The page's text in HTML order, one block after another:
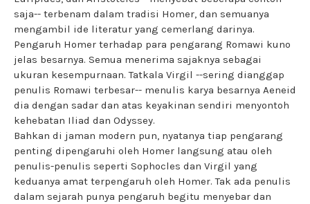
saja-- terbenam dalam tradisi Homer, dan semuanya
mengambil ide literatur yang cemerlang darinya.
Pengaruh Homer terhadap para pengarang Romawi kuno
jelas besarnya. Semua menerima sajaknya sebagai
ukuran kesempurnaan. Tatkala Virgil --sering dianggap
penulis Romawi terbesar-- menulis karya besarnya Aeneid
dia dengan sadar dan atas keyakinan sendiri menyontoh
kehebatan Iliad dan Odyssey.
Bahkan di jaman modern pun, nyatanya tiap pengarang
penting dipengaruhi oleh Homer langsung atau oleh
penulis-penulis seperti Sophocles dan Virgil yang
keduanya amat terpengaruh oleh Homer. Tak ada penulis
dalam sejarah punya pengaruh begitu menyebar dan